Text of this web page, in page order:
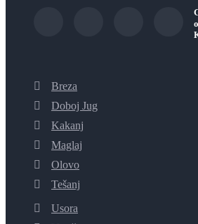
Breza
Doboj Jug
Kakanj
Maglaj
Olovo
Tešanj
Usora